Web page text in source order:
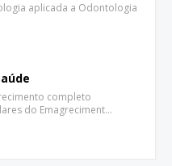
aplicada a Odontologia
completo
do Emagreciment…